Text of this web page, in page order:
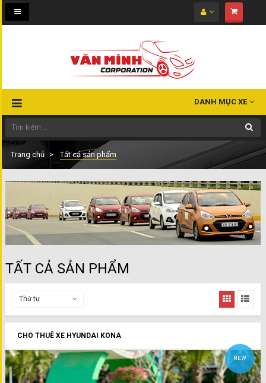
Toggle
navigation
DANH MỤC XE
Trang chủ Tất cả sản phẩm
TẤT CẢ SẢN PHẨM
Thứ tự
CHO THUÊ XE HYUNDAI KONA
NEW